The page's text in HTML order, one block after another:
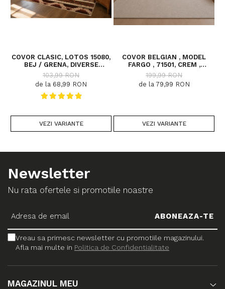
COVOR CLASIC, LOTOS 15080,
BEJ / GRENA, DIVERSE
DIMENSIUNI
103,99 RON
de la 68,99 RON
VEZI VARIANTE
COVOR BELGIAN , MODEL
FARGO , 71501, CREM ,
DIVERSE DIMENSIUNI
199,99 RON
de la 79,99 RON
VEZI VARIANTE
Newsletter
Nu rata ofertele si promotiile noastre
Vreau sa primesc newsletter cu promotiile magazinului.
Afla mai multe in Politica de Confidentialitate
MAGAZINUL MEU